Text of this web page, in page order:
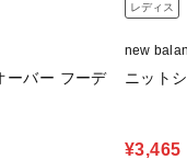
ーバー フーデ
レディス
new
ニット
¥3,465